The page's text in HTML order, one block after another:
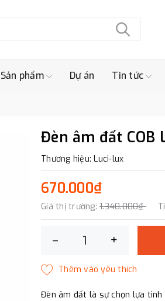
Sản phẩm Dự án Tin tức
Đèn âm đất COB
Thương hiệu: Luci-lux
670.000₫
Giá thị trường: 1.340.000₫
– +
Đèn âm đất là sự chọn lựa